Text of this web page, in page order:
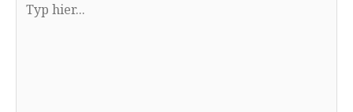
hier...